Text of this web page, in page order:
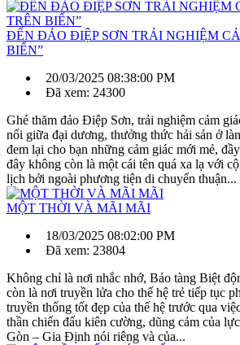
ĐẾN ĐẢO ĐIỆP SƠN TRẢI NGHIỆM
BIỂN”
20/03/2025 08:38:00 PM
Đã xem: 24300
Ghé thăm đảo Điệp Sơn, trải nghiệm cảm
nổi giữa đại dương, thưởng thức hải sản ở
đem lại cho bạn những cảm giác mới mẻ,
đây không còn là một cái tên quá xa lạ với
lịch bởi ngoài phương tiện di chuyển thuận...
MỘT THỜI VÀ MÃI MÃI
18/03/2025 08:02:00 PM
Đã xem: 23804
Không chỉ là nơi nhắc nhớ, Bảo tàng Biệt
còn là nơi truyền lửa cho thế hệ trẻ tiếp tục
truyền thống tốt đẹp của thế hệ trước qua
thần chiến đấu kiên cường, dũng cảm của
Gòn – Gia Định nói riêng và của...